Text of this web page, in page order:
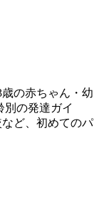
の赤ちゃん・幼
別の発達ガイ
ど、初めてのパ